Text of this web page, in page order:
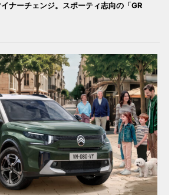
ナーチェンジ。スポーティ志向の「GR